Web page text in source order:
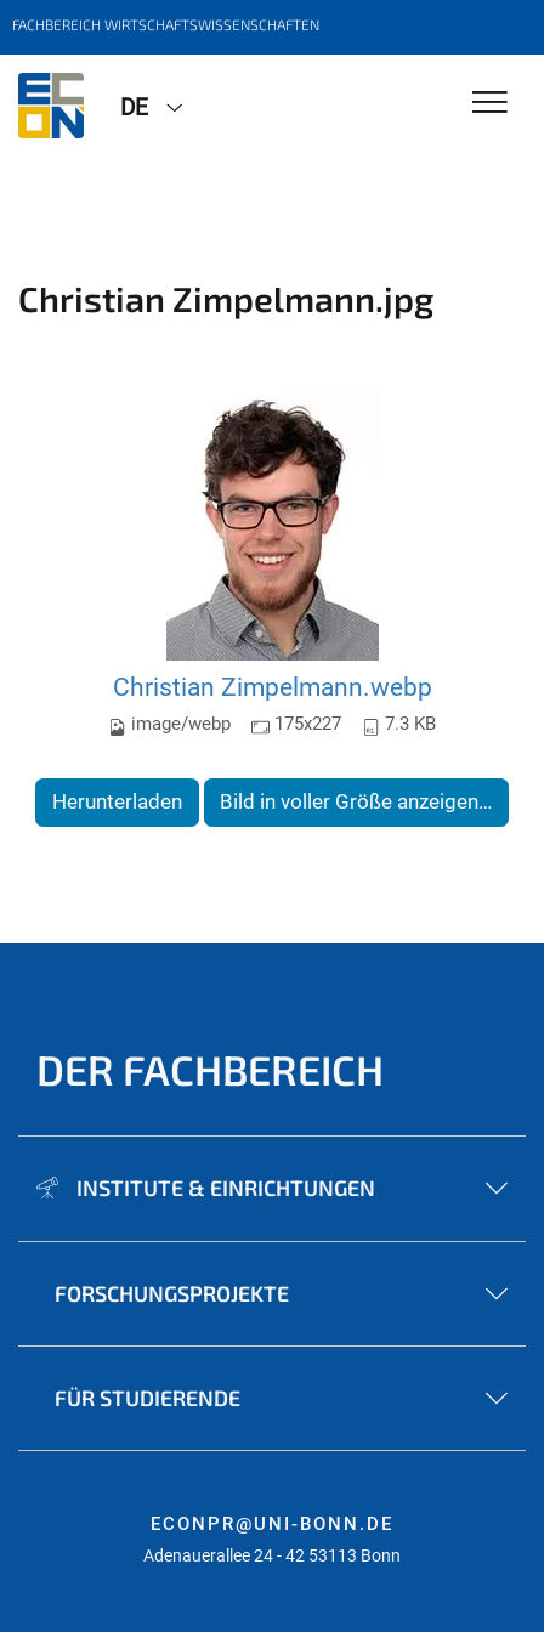
FACHBEREICH WIRTSCHAFTSWISSENSCHAFTEN
DE
Christian Zimpelmann.jpg
Christian Zimpelmann.webp
image/webp 175x227 7.3 KB
Herunterladen Bild in voller Größe anzeigen…
DER FACHBEREICH
INSTITUTE & EINRICHTUNGEN
FORSCHUNGSPROJEKTE
FÜR STUDIERENDE
ECONPR@UNI-BONN.DE
Adenauerallee 24 - 42 53113 Bonn